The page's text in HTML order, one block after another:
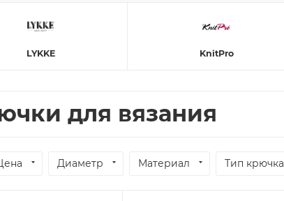
LYKKE KnitPro
для вязания
Диаметр Материал Тип крючка